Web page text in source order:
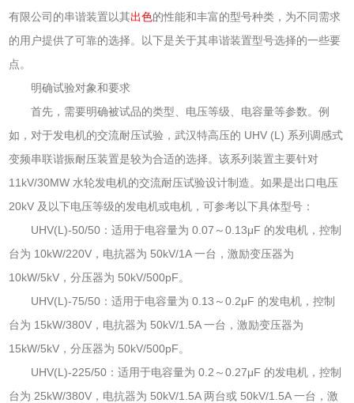
有限公司的串谐装置以其出色的性能和丰富的型号种类，为不同需求
的用户提供了可靠的选择。以下是关于其串谐装置型号选择的一些要
点。
明确试验对象和要求
首先，需要明确被试品的类型、电压等级、电容量等参数。例
如，对于发电机的交流耐压试验，武汉特高压的 UHV (L) 系列调感式
变频串联谐振耐压装置是较为合适的选择。该系列装置主要针对
11kV/30MW 水轮发电机的交流耐压试验设计制造。如果是出口电压
20kV 及以下电压等级的发电机或电机，可参考以下具体型号：
UHV(L)-50/50：适用于电容量为 0.07～0.13μF 的发电机，控制
台为 10kW/220V，电抗器为 50kV/1A 一台，激励变压器为
10kW/5kV，分压器为 50kV/500pF。
UHV(L)-75/50：适用于电容量为 0.13～0.2μF 的发电机，控制
台为 15kW/380V，电抗器为 50kV/1.5A 一台，激励变压器为
15kW/5kV，分压器为 50kV/500pF。
UHV(L)-225/50：适用于电容量为 0.2～0.27μF 的发电机，控制
台为 25kW/380V，电抗器为 50kV/1.5A 两台或 50kV/1.5A 一台，激